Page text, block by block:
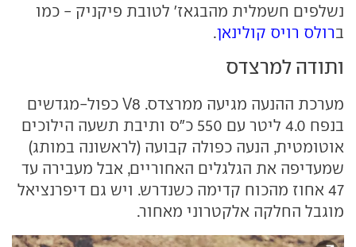
נשלפים חשמלית מהבגאז' לטובת פיקניק - כמו
ברולס רויס קולינאן.
ותודה למרצדס
מערכת ההנעה מגיעה ממרצדס. V8 כפול-מגדשים
בנפח 4.0 ליטר עם 550 כ"ס ותיבת תשעה הילוכים
אוטומטית, הנעה כפולה קבועה (לראשונה במותג)
שמעדיפה את הגלגלים האחוריים, אבל מעבירה עד
47 אחוז מהכוח קדימה כשנדרש. ויש גם דיפרנציאל
מוגבל החלקה אלקטרוני מאחור.